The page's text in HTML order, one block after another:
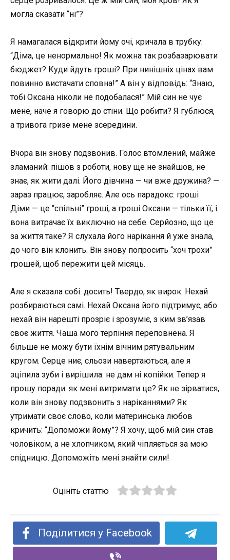
могла сказати “ні”?
Я намагалася відкрити йому очі, кричала в трубку:
“Діма, це ненормально! Як можна так розбазарювати
бюджет? Куди йдуть гроші? При нинішніх цінах вам
повинно вистачати сповна!” А він у відповідь: “Знаю,
тобі Оксана ніколи не подобалася!” Мій син не чує
мене, наче я говорю до стіни. Що робити? Я гублюся,
а тривога гризе мене зсередини.
Вчора він знову подзвонив. Голос втомлений, майже
зламаний: пішов з роботи, нову ще не знайшов, не
знає, як жити далі. Його дівчина — чи вже дружина? —
зараз працює, заробляє. Але ось парадокс: гроші
Діми — це “спільні” гроші, а гроші Оксани — тільки її, і
вона витрачає їх виключно на себе. Серйозно, що це
за життя таке? Я слухала його нарікання й уже знала,
до чого він клонить. Він знову попросить “хоч трохи”
грошей, щоб пережити цей місяць.
Але я сказала собі: досить! Твердо, як вирок. Нехай
розбираються самі. Нехай Оксана його підтримує, або
нехай він нарешті прозріє і зрозуміє, з ким зв’язав
своє життя. Чаша мого терпіння переповнена. Я
більше не можу бути їхнім вічним рятувальним
кругом. Серце ниє, сльози навертаються, але я
зціпила зуби і вирішила: не дам ні копійки. Тепер я
прошу поради: як мені витримати це? Як не зірватися,
коли він знову подзвонить з наріканнями? Як
утримати своє слово, коли материнська любов
кричить: “Допоможи йому”? Я хочу, щоб мій син став
чоловіком, а не хлопчиком, який чіпляється за мою
спідницю. Допоможіть мені знайти сили!
Оцініть статтю
Поділитися у Facebook